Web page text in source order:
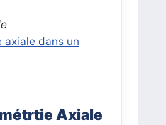
axiale dans un
Axiale